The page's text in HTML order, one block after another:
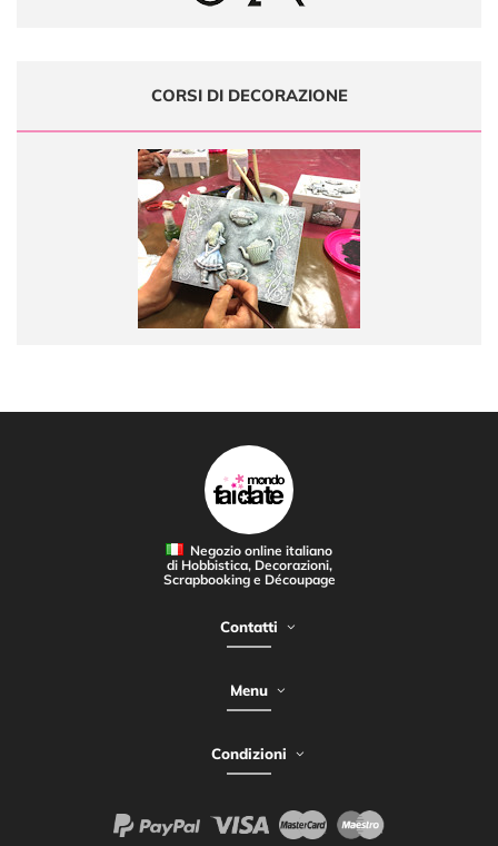
CORSI DI DECORAZIONE
Negozio online italiano
di Hobbistica, Decorazioni,
Scrapbooking e Découpage
Contatti
Menu
Condizioni